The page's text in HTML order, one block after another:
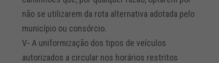
não se utilizarem da rota alternativa adotada pelo
município ou consórcio.
V- A uniformização dos tipos de veículos
autorizados a circular nos horários restritos